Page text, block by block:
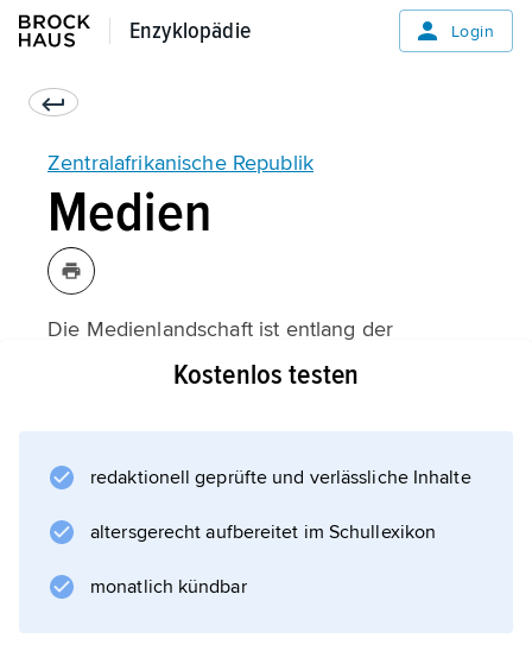
Enzyklopädie
Enzyklopädie Login
Zentralafrikanische Republik
Medien
Die Medienlandschaft ist entlang der
politischen Konfliktlinien gespalten. Die
Informationen zum Artikel
Kostenlos testen
redaktionell geprüfte und verlässliche Inhalte
altersgerecht aufbereitet im Schullexikon
monatlich kündbar